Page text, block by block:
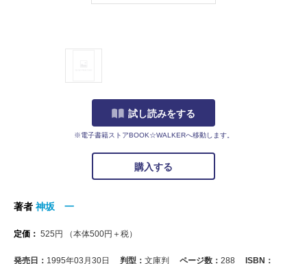
試し読みをする
※電子書籍ストアBOOK☆WALKERへ移動します。
購入する
著者 神坂 一
定価： 525 円 （本体500円＋税）
発売日： 1995年03月30日 判型： 文庫判 ページ数： 288
ISBN：